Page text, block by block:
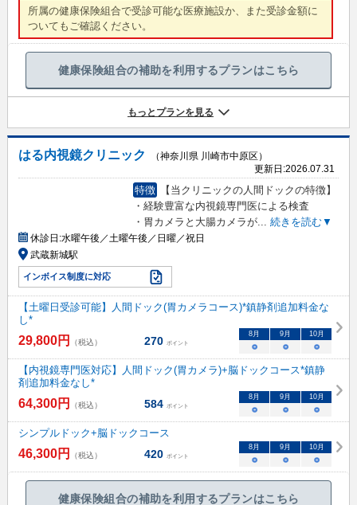
所属の健康保険組合で受診可能な医療施設か、また受診金額に
ついてもご確認ください。
健康保険組合の補助を利用するプランはこちら
もっとプランを見る
はる内視鏡クリニック
（神奈川県 川崎市中原区）
更新日:2026.07.31
特徴
【当クリニックの人間ドックの特徴】
・経験豊富な内視鏡専門医による検査
・胃カメラと大腸カメラが... 続きを読む▼
休診日:水曜午後／土曜午後／日曜／祝日
武蔵新城駅
インボイス制度に対応
【土曜日受診可能】人間ドック(胃カメラコース)*鎮静剤追加料金な
し*
29,800円 （税込） 270 ポイント
8 月 9 月 10月
○ ○ ○
【内視鏡専門医対応】人間ドック(胃カメラ)+脳ドックコース*鎮静
剤追加料金なし*
64,300円 （税込） 584 ポイント
8 月 9 月 10月
○ ○ ○
シンプルドック+脳ドックコース
46,300円 （税込） 420 ポイント
8 月 9 月 10月
○ ○ ○
健康保険組合の補助を利用するプランはこちら